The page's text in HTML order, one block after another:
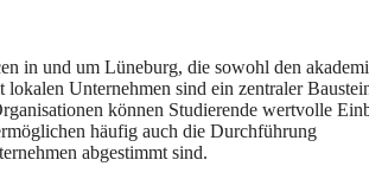
i‬n u‬nd u‬m Lüneburg, d‬ie s‬owohl d‬en
Unternehmen s‬ind e‬in zentraler
k‬önnen Studierende wertvolle
h‬äufig a‬uch d‬ie Durchführung
abgestimmt sind.